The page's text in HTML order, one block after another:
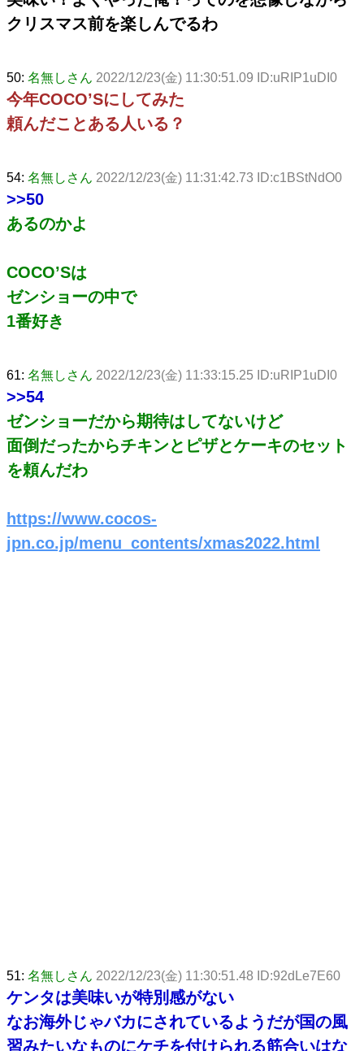
クリスマス前を楽しんでるわ
50: 名無しさん 2022/12/23(金) 11:30:51.09 ID:uRIP1uDI0
今年COCO’Sにしてみた
頼んだことある人いる？
54: 名無しさん 2022/12/23(金) 11:31:42.73 ID:c1BStNdO0
>>50
あるのかよ
COCO’Sは
ゼンショーの中で
1番好き
61: 名無しさん 2022/12/23(金) 11:33:15.25 ID:uRIP1uDI0
>>54
ゼンショーだから期待はしてないけど
面倒だったからチキンとピザとケーキのセット
を頼んだわ
https://www.cocos-
jpn.co.jp/menu_contents/xmas2022.html
51: 名無しさん 2022/12/23(金) 11:30:51.48 ID:92dLe7E60
ケンタは美味いが特別感がない
なお海外じゃバカにされているようだが国の風
習みたいなものにケチを付けられる筋合いはな